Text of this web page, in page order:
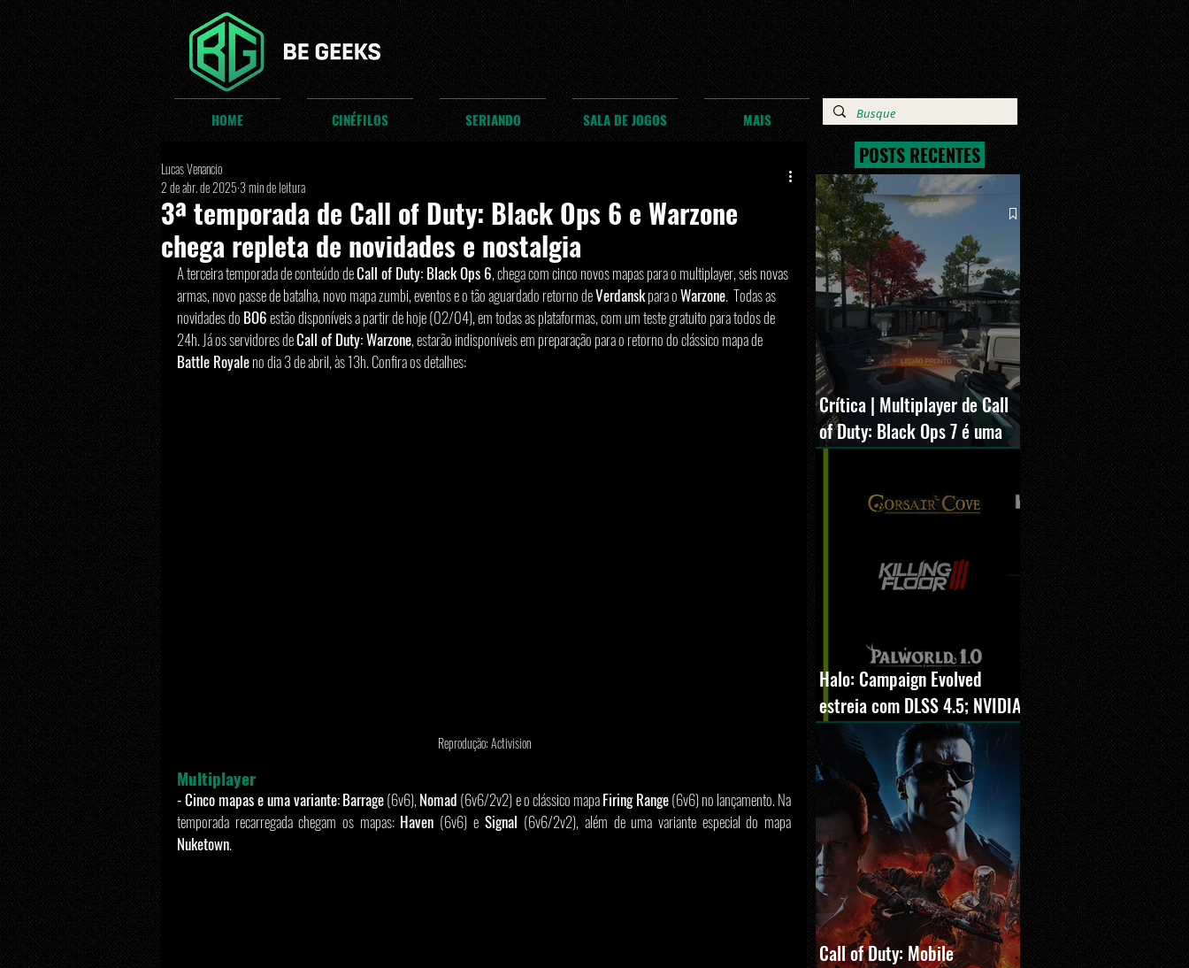
HOME CINÉFILOS SERIANDO SALA DE JOGOS MAIS
3⁠ª temporada de Call of Duty: Black Ops 6 e Warzone
chega repleta de novidades e nostalgia
Lucas Venancio
2 de abr. de 2025 3 min de leitura
A terceira temporada de conteúdo de Call of Duty: Black Ops 6, chega com cinco novos mapas para o multiplayer, seis novas
armas, novo passe de batalha, novo mapa zumbi, eventos e o tão aguardado retorno de Verdansk para o Warzone.  Todas as
novidades do BO6 estão disponíveis a partir de hoje (02/04), em todas as plataformas, com um teste gratuito para todos de
24h. Já os servidores de Call of Duty: Warzone, estarão indisponíveis em preparação para o retorno do clássico mapa de
Battle Royale no dia 3 de abril, às 13h. Confira os detalhes:
Reprodução: Activision
Multiplayer
- Cinco mapas e uma variante:Barrage (6v6), Nomad (6v6/2v2) e o clássico mapa Firing Range (6v6) no lançamento. Na
temporada recarregada chegam os mapas: Haven (6v6) e Signal
Nuketown.
POSTS RECENTES
Crítica | Multiplayer de Call
of Duty: Black Ops 7 é uma
experiência positiva,
Halo: Campaign Evolved
estreia com DLSS 4.5; NVIDIA
lança novo GeForce Game
Ready Driver para grandes
lançamentos
Call of Duty: Mobile